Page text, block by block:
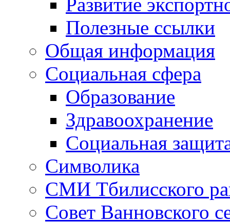
Полезные ссылки
Общая информация
Социальная сфера
Образование
Здравоохранение
Социальная
Символика
СМИ Тбилисского
Совет Ванновского